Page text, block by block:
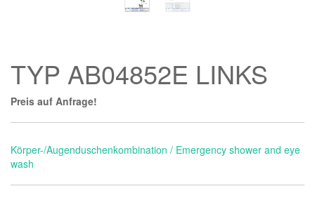
TYP AB04852E LINKS
Preis auf Anfrage!
Körper-/Augenduschenkombination / Emergency shower and eye
wash